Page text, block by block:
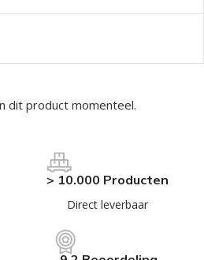
dit product momenteel.
> 10.000 Producten
Direct leverbaar